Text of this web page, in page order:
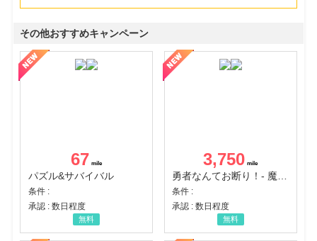
その他おすすめキャンペーン
67
パズル&サバイバル
条件 :
承認 : 数日程度
無料
3,750
勇者なんてお断り！- 魔王の力で異世界征服
条件 :
承認 : 数日程度
無料